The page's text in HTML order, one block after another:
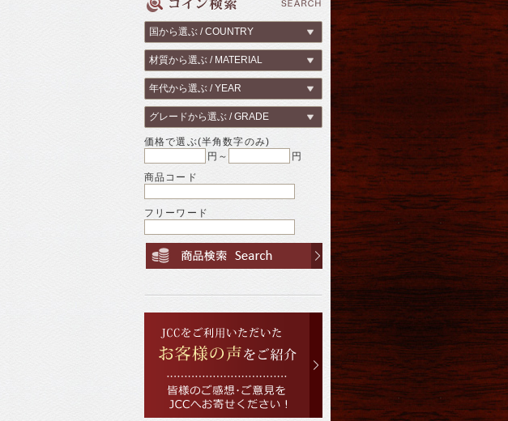
価格で選ぶ(半角数字のみ)
円～
円
商品コード
フリーワード